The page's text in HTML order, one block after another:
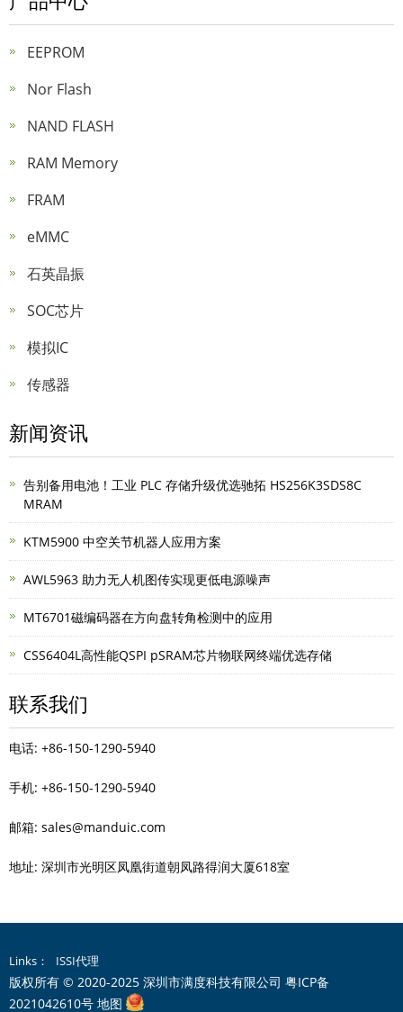
EEPROM
Nor Flash
NAND FLASH
RAM Memory
FRAM
eMMC
石英晶振
SOC芯片
模拟IC
传感器
新闻资讯
告别备用电池！工业 PLC 存储升级优选驰拓 HS256K3SDS8C
MRAM
KTM5900 中空关节机器人应用方案
AWL5963 助力无人机图传实现更低电源噪声
MT6701磁编码器在方向盘转角检测中的应用
CSS6404L高性能QSPI pSRAM芯片物联网终端优选存储
联系我们
电话: +86-150-1290-5940
手机: +86-150-1290-5940
邮箱: sales@manduic.com
地址: 深圳市光明区凤凰街道朝凤路得润大厦618室
Links： ISSI代理
版权所有 © 2020-2025 深圳市满度科技有限公司 粤ICP备
2021042610号 地图